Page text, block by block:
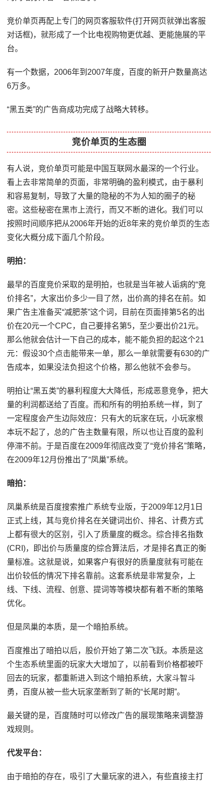
竞价单页再配上专门的网页客服软件(打开网页就弹出客服
对话框)，就形成了一个比电视购物更优越、更能施展的平
台。
有一个数据，2006年到2007年度，百度的新开户数量高达
6万多。
“黑五类”的广告商成功完成了战略大转移。
竞价单页的生态圈
有人说，竞价单页可能是中国互联网水最深的一个行业。
看上去非常简单的页面，非常明确的盈利模式，由于暴利
和容易复制，导致了大量的隐秘的不为人知的圈子的秘
密。这些秘密在黑市上流行，而又不断的进化。我们可以
按照时间顺序把从2006年开始的近8年来的竞价单页的生态
变化大概分成下面几个阶段。
明拍：
最早的百度竞价采取的是明拍，也就是当年被人诟病的“竞
价排名”，大家出价多少一目了然，出价高的排名在前。如
果广告主准备买“减肥茶”这个词，目前在页面排第5名的出
价在20元一个CPC，自己要排名第5，至少要出价21元。
那么他就会估计一下自己的成本，能不能负担的起这个21
元：假设30个点击能带来一单，那么一单就需要有630的广
告成本，如果没法负担这个价格，那么他就不会参与。
明拍让“黑五类”的暴利程度大大降低，形成恶意竞争，把大
量的利润都送给了百度。而和所有的明拍系统一样，到了
一定程度会产生边际效应：只有大的玩家在玩，小玩家根
本玩不起了，总的广告主数量有限，所以也让百度的盈利
停滞不前。于是百度在2009年彻底改变了“竞价排名”策略，
在2009年12月份推出了“凤巢”系统。
暗拍：
凤巢系统是百度搜索推广系统专业版，于2009年12月1日
正式上线，其与竞价排名在关键词出价、排名、计费方式
上都有很大的区别，引入了质量度的概念。综合排名指数
(CRI)，即出价与质量度的综合算法后，才是排名真正的衡
量标准。这就是说，如果客户有很好的质量度就有可能在
出价较低的情况下排名靠前。这套系统是非常复杂，上
线、下线、流程、创意、提词等等模块都有着不断的策略
优化。
但是凤巢的本质，是一个暗拍系统。
百度推出了暗拍以后，股价开始了第二次飞跃。本质是这
个生态系统里面的玩家大大增加了，以前看到价格都被吓
回去的玩家，都重新进入到这个暗拍系统，大家斗智斗
勇，百度从被一些大玩家垄断到了新的“长尾时期”。
最关键的是，百度随时可以修改广告的展现策略来调整游
戏规则。
代发平台：
由于暗拍的存在，吸引了大量玩家的进入，有些直接主打